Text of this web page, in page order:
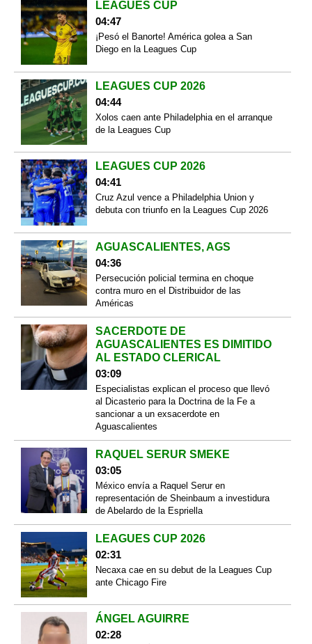
LEAGUES CUP
04:47
¡Pesó el Banorte! América golea a San
Diego en la Leagues Cup
LEAGUES CUP 2026
04:44
Xolos caen ante Philadelphia en el arranque
de la Leagues Cup
LEAGUES CUP 2026
04:41
Cruz Azul vence a Philadelphia Union y
debuta con triunfo en la Leagues Cup 2026
AGUASCALIENTES, AGS
04:36
Persecución policial termina en choque
contra muro en el Distribuidor de las
Américas
SACERDOTE DE
AGUASCALIENTES ES DIMITIDO
AL ESTADO CLERICAL
03:09
Especialistas explican el proceso que llevó
al Dicasterio para la Doctrina de la Fe a
sancionar a un exsacerdote en
Aguascalientes
RAQUEL SERUR SMEKE
03:05
México envía a Raquel Serur en
representación de Sheinbaum a investidura
de Abelardo de la Espriella
LEAGUES CUP 2026
02:31
Necaxa cae en su debut de la Leagues Cup
ante Chicago Fire
ÁNGEL AGUIRRE
02:28